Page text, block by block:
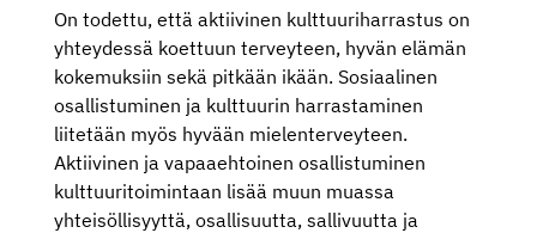
On todettu, että aktiivinen kulttuuriharrastus on
yhteydessä koettuun terveyteen, hyvän elämän
kokemuksiin sekä pitkään ikään. Sosiaalinen
osallistuminen ja kulttuurin harrastaminen
liitetään myös hyvään mielenterveyteen.
Aktiivinen ja vapaaehtoinen osallistuminen
kulttuuritoimintaan lisää muun muassa
yhteisöllisyyttä, osallisuutta, sallivuutta ja